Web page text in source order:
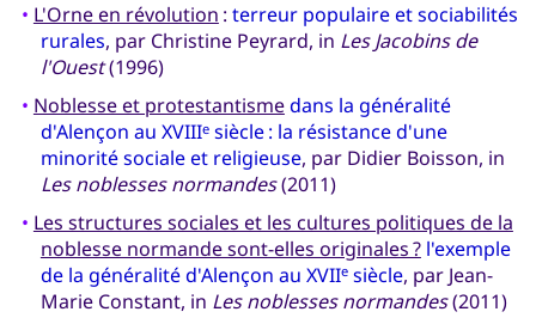
• L'Orne en révolution : terreur populaire et sociabilités
rurales, par Christine Peyrard, in Les Jacobins de
l'Ouest(1996)
• Noblesse et protestantismedans la généralité
d'Alençon au XVIIIesiècle : la résistance d'une
minorité sociale et religieuse, par Didier Boisson, in
Les noblesses normandes(2011)
• Les structures sociales et les cultures politiques de la
noblesse normande sont-elles originales ? l'exemple
de la généralité d'Alençon au XVIIesiècle, par Jean-
Marie Constant, in Les noblesses normandes(2011)